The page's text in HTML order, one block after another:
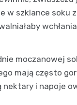
w szklance soku
moczanowej
mają często
nektary i napoje